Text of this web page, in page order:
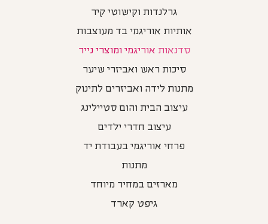
גרלנדות וקישוטי קיר
אותיות אוריגמי בד מעוצבות
סדנאות אוריגמי ומוצרי נייר
סיכות ראש ואביזרי שיער
מתנות לידה ואביזרים לתינוק
עיצוב הבית והום סטיילינג
עיצוב חדרי ילדים
פרחי אוריגמי בעבודת יד
מתנות
מארזים במחיר מיוחד
גיפט קארד